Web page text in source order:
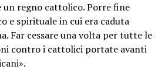
un regno cattolico. Porre fine
e spirituale in cui era caduta
Far cessare una volta per tutte le
contro i cattolici portate avanti